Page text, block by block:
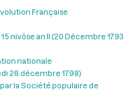
Française
nivôse an II (20 Décembre 1793
nationale
28 décembre 1798)
la Société populaire de